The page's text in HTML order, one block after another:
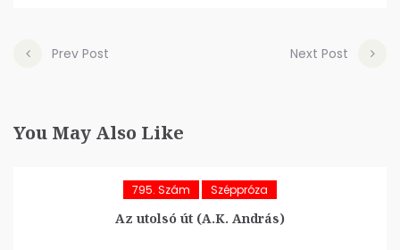
Prev Post Next Post
You May Also Like
795. Szám Széppróza
Az utolsó út (A.K. András)